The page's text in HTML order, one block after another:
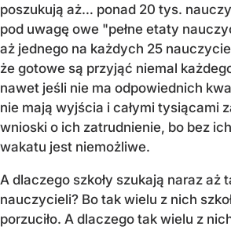
poszukują aż… ponad 20 tys.
pod uwagę owe "pełne etaty
aż jednego na każdych 25
że gotowe są przyjąć niemal
nawet jeśli nie ma odpowiednich
nie mają wyjścia i całymi tysiącami
wnioski o ich zatrudnienie, bo bez
wakatu jest niemożliwe.
A dlaczego szkoły szukają naraz aż
nauczycieli? Bo tak wielu z nich
porzuciło. A dlaczego tak wielu z